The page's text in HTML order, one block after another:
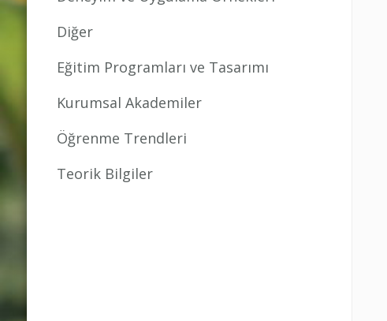
Diğer
Eğitim Programları ve Tasarımı
Kurumsal Akademiler
Öğrenme Trendleri
Teorik Bilgiler